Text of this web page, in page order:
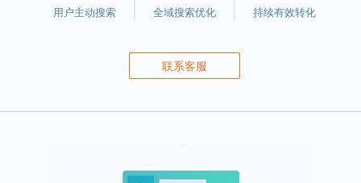
用户主动搜索 全域搜索优化 持续有效转化
联系客服